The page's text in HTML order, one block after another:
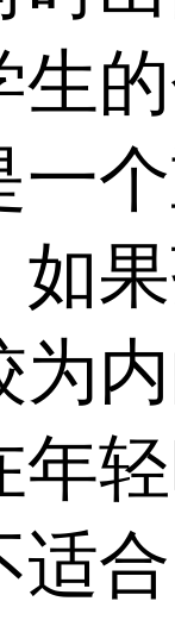
生
一
如
内
年
适